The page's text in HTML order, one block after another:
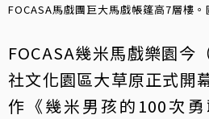
FOCASA馬戲團巨大馬戲帳篷高7層樓
FOCASA幾米馬戲樂園今
社文化園區大草原正式開
作《幾米男孩的100次